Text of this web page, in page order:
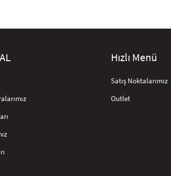
Hızlı Menü
Satış Noktalarımız
Outlet